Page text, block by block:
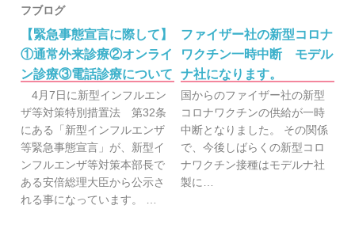
フブログ
【緊急事態宣言に際して】
①通常外来診療②オンライ
ン診療③電話診療について
4月7日に新型インフルエン
ザ等対策特別措置法 第32条
にある「新型インフルエンザ
等緊急事態宣言」が、新型イ
ンフルエンザ等対策本部長で
ある安倍総理大臣から公示さ
れる事になっています。 …
ファイザー社の新型コロナ
ワクチン一時中断 モデル
ナ社になります。
国からのファイザー社の新型
コロナワクチンの供給が一時
中断となりました。 その関係
で、今後しばらくの新型コロ
ナワクチン接種はモデルナ社
製に…